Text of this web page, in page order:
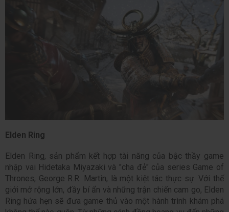
Elden Ring
Elden Ring, sản phẩm kết hợp tài năng của bậc thầy game
nhập vai Hidetaka Miyazaki và "cha đẻ" của series Game of
Thrones, George R.R. Martin, là một kiệt tác thực sự. Với thế
giới mở rộng lớn, đầy bí ẩn và những trận chiến cam go, Elden
Ring hứa hẹn sẽ đưa game thủ vào một hành trình khám phá